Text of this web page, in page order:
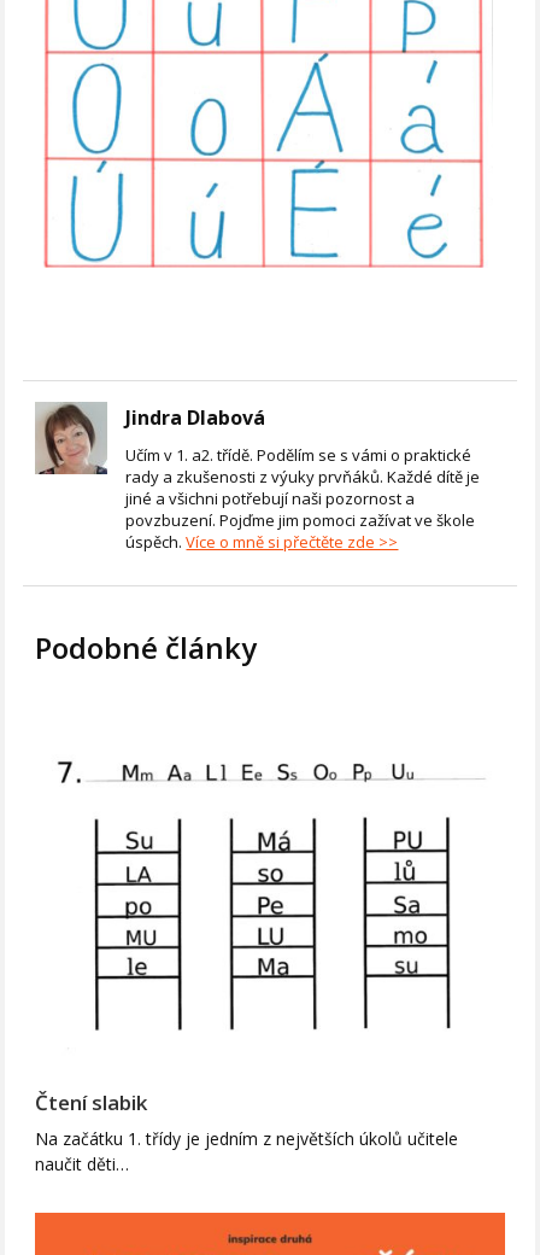
Jindra Dlabová
Učím v 1. a2. třídě. Podělím se s vámi o praktické
rady a zkušenosti z výuky prvňáků. Každé dítě je
jiné a všichni potřebují naši pozornost a
povzbuzení. Pojďme jim pomoci zažívat ve škole
úspěch.Více o mně si přečtěte zde >>
Podobné články
Čtení slabik
Na začátku 1. třídy je jedním z největších úkolů učitele
naučit děti…